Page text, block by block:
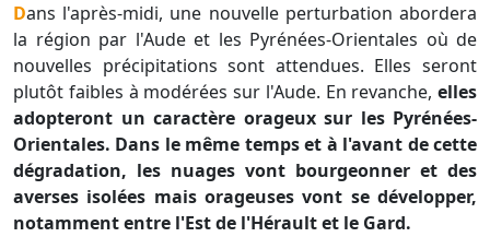
Dans l'après-midi, une nouvelle perturbation abordera
la région par l'Aude et les Pyrénées-Orientales où de
nouvelles précipitations sont attendues. Elles seront
plutôt faibles à modérées sur l'Aude. En revanche, elles
adopteront un caractère orageux sur les Pyrénées-
Orientales. Dans le même temps et à l'avant de cette
dégradation, les nuages vont bourgeonner et des
averses isolées mais orageuses vont se développer,
notamment entre l'Est de l'Hérault et le Gard.